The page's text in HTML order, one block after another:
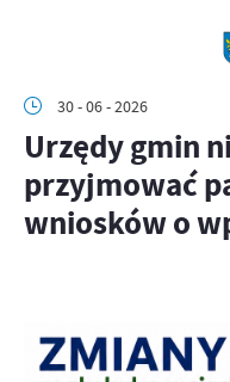
30 - 06 - 2026
Urzędy gmin
przyjmować
wniosków o